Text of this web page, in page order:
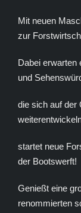
Mit neuen
zur
Dabei erwarten
und
die sich auf der
startet neue
der Bootswerft!
Genießt eine
renommierten